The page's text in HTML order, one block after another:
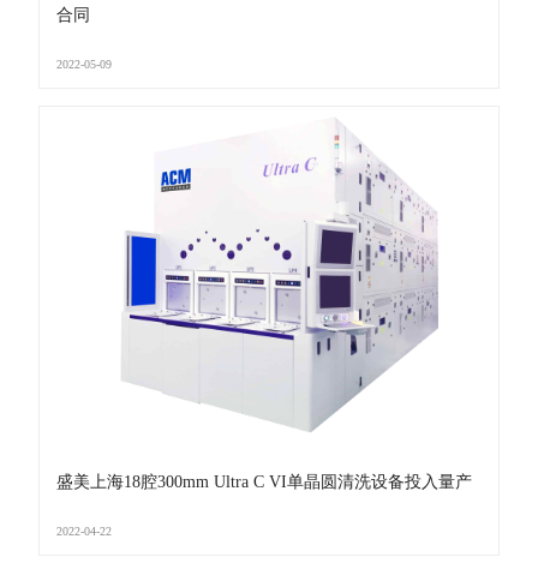
合同
2022-05-09
盛美上海18腔300mm Ultra C VI单晶圆清洗设备投入量产
2022-04-22